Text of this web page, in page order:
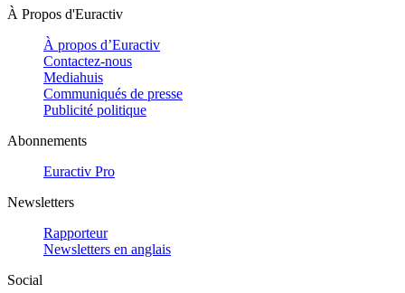
À Propos d'Euractiv
À propos d’Euractiv
Contactez-nous
Mediahuis
Communiqués de presse
Publicité politique
Abonnements
Euractiv Pro
Newsletters
Rapporteur
Newsletters en anglais
Social